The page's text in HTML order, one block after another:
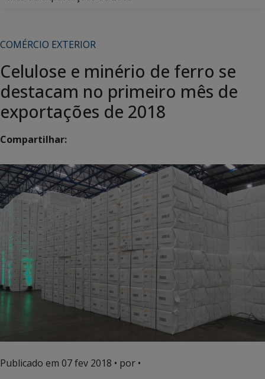
COMÉRCIO EXTERIOR
Celulose e minério de ferro se
destacam no primeiro mês de
exportações de 2018
Compartilhar:
Publicado em 07 fev 2018 • por •